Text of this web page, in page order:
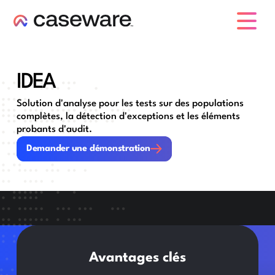
IDEA
Solution d'analyse pour les tests sur des populations
complètes, la détection d'exceptions et les éléments
probants d'audit.
Demander une démonstration
Demander une démonstration
Avantages clés